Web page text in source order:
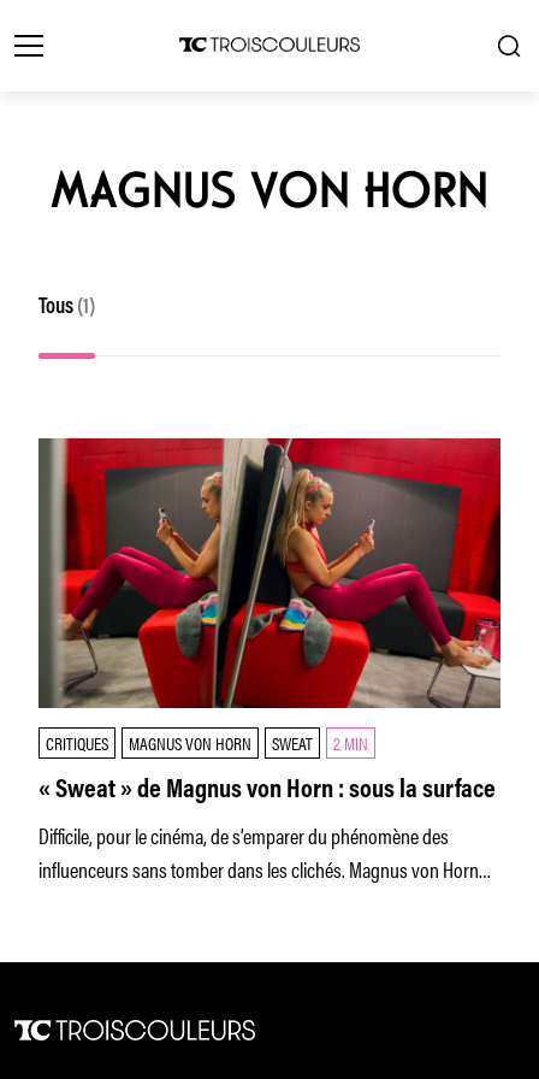
MAGNUS VON HORN
Tous (1)
CRITIQUES MAGNUS VON HORN SWEAT 2 MIN
« Sweat » de Magnus von Horn : sous la surface
Difficile, pour le cinéma, de s’emparer du phénomène des
influenceurs sans tomber dans les clichés. Magnus von Horn